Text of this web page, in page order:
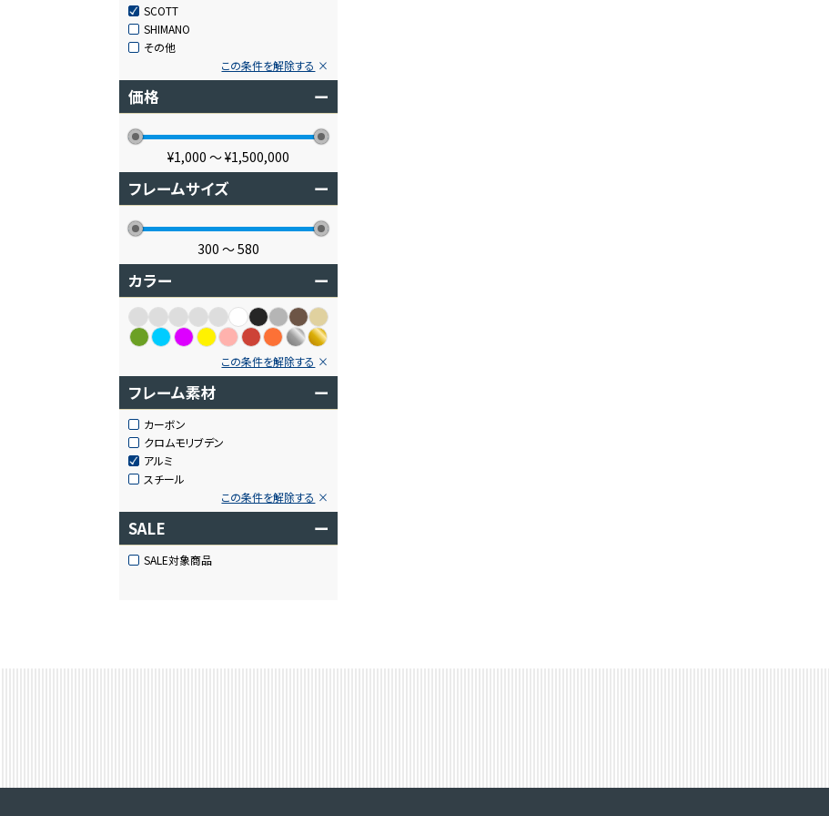
SCOTT
SHIMANO
その他
この条件を解除する
価格 ー
¥1,000 〜¥1,500,000
フレームサイズ ー
300 〜580
カラー ー
この条件を解除する
フレーム素材 ー
カーボン
クロムモリブデン
アルミ
スチール
この条件を解除する
SALE ー
SALE対象商品